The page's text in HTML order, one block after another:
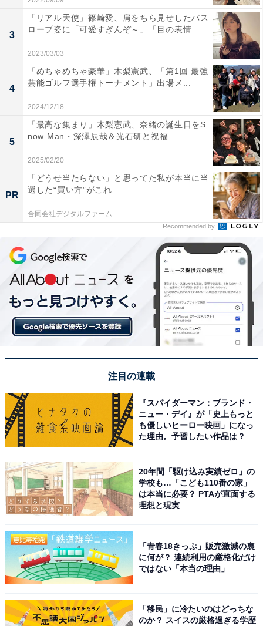
3
「リアル天使」篠崎愛、肩をちら見せしたバス
ローブ姿に「可愛すぎんぞ～」「目の表情...
2023/03/03
4
「めちゃめちゃ豪華」木梨憲武、「第1回 最強
芸能ゴルフ選手権トーナメント」出場メ...
2024/12/18
5
「最高な集まり」木梨憲武、奈緒の誕生日をS
now Man・深澤辰哉＆光石研と祝福...
2025/02/20
PR
「どうせ当たらない」と思ってた私が本当に当
選した“買い方”がこれ
合同会社デジタルファーム
Recommended by
注目の連載
『スパイダーマン：ブランド・
ニュー・デイ』が「史上もっと
も優しいヒーロー映画」になっ
た理由。予習したい作品は？
20年間「駆け込み実績ゼロ」の
学校も…「こども110番の家」
は本当に必要？ PTAが直面する
理想と現実
「青春18きっぷ」販売激減の裏
に何が？ 連続利用の厳格化だけ
ではない「本当の理由」
「移民」に冷たいのはどっちな
のか？ スイスの厳格過ぎる学歴